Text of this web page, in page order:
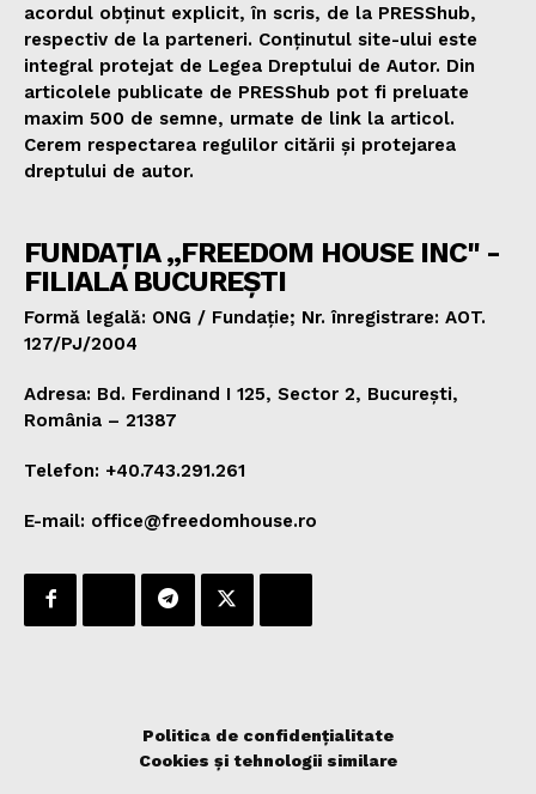
acordul obținut explicit, în scris, de la PRESShub,
respectiv de la parteneri. Conținutul site-ului este
integral protejat de Legea Dreptului de Autor. Din
articolele publicate de PRESShub pot fi preluate
maxim 500 de semne, urmate de link la articol.
Cerem respectarea regulilor citării și protejarea
dreptului de autor.
FUNDAȚIA „FREEDOM HOUSE INC" -
FILIALA BUCUREȘTI
Formă legală: ONG / Fundație; Nr. înregistrare: AOT.
127/PJ/2004
Adresa: Bd. Ferdinand I 125, Sector 2, București,
România – 21387
Telefon: +40.743.291.261
E-mail: office@freedomhouse.ro
Politica de confidențialitate
Cookies și tehnologii similare